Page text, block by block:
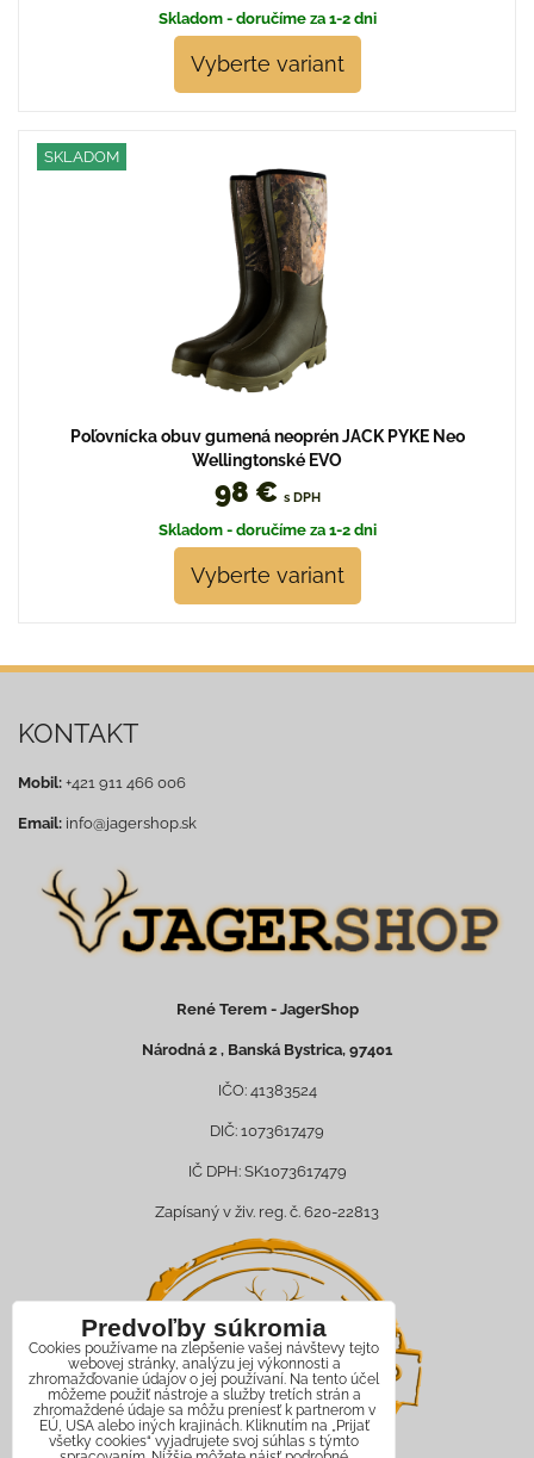
Skladom - doručíme za 1-2 dni
Vyberte variant
SKLADOM
Poľovnícka obuv gumená neoprén JACK PYKE Neo
Wellingtonské EVO
98 € s DPH
Skladom - doručíme za 1-2 dni
Vyberte variant
KONTAKT
Mobil: +421 911 466 006
Email: info@jagershop.sk
René Terem - JagerShop
Národná 2 , Banská Bystrica, 97401
IČO: 41383524
DIČ: 1073617479
IČ DPH: SK1073617479
Zapísaný v živ. reg. č. 620-22813
Predvoľby súkromia
Cookies používame na zlepšenie vašej návštevy tejto
webovej stránky, analýzu jej výkonnosti a
zhromažďovanie údajov o jej používaní. Na tento účel
môžeme použiť nástroje a služby tretích strán a
zhromaždené údaje sa môžu preniesť k partnerom v
EÚ, USA alebo iných krajinách. Kliknutím na „Prijať
všetky cookies“ vyjadrujete svoj súhlas s týmto